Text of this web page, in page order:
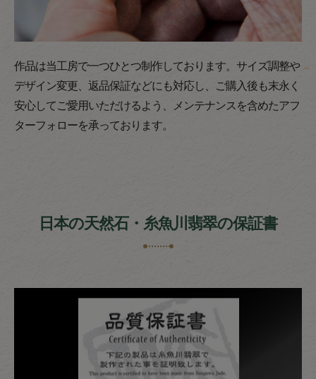
作品は当工房で一つひとつ制作しております。サイズ調整や
デザイン変更、返品保証などにも対応し、ご購入後も末永く
安心してご愛用いただけるよう、メンテナンスを含めたアフ
ターフォローを承っております。
日本の天然石・糸魚川翡翠の保証書